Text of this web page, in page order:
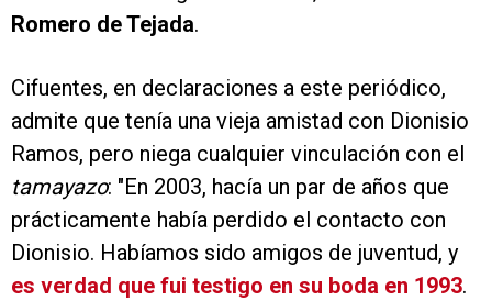
Romero de Tejada.
Cifuentes, en declaraciones a este periódico,
admite que tenía una vieja amistad con Dionisio
Ramos, pero niega cualquier vinculación con el
tamayazo: "En 2003, hacía un par de años que
prácticamente había perdido el contacto con
Dionisio. Habíamos sido amigos de juventud, y
es verdad que fui testigo en su boda en 1993.